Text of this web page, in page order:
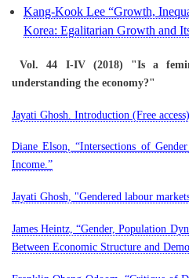
Kang-Kook Lee “Growth,
Korea: Egalitarian Growth and
Vol. 44 I-IV (2018) "Is a
understanding the economy?"
Jayati Ghosh. Introduction (Free access)
Diane Elson, “Intersections of
Income.”
Jayati Ghosh, "Gendered labour
James Heintz, “Gender, Population
Between Economic Structure and